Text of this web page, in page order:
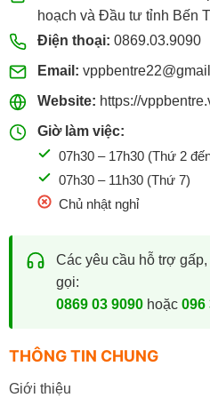
hoạch và Đầu tư tỉnh Bến
Điện thoại: 0869.03.9090
Email:
Website: https://
Giờ làm việc:
07h30 – 17h30 (Thứ 2
07h30 – 11h30 (Thứ 7)
Chủ nhật nghỉ
Các yêu cầu hỗ trợ
gọi:
0869 03 9090hoặc 096
THÔNG TIN CHUNG
Giới thiệu